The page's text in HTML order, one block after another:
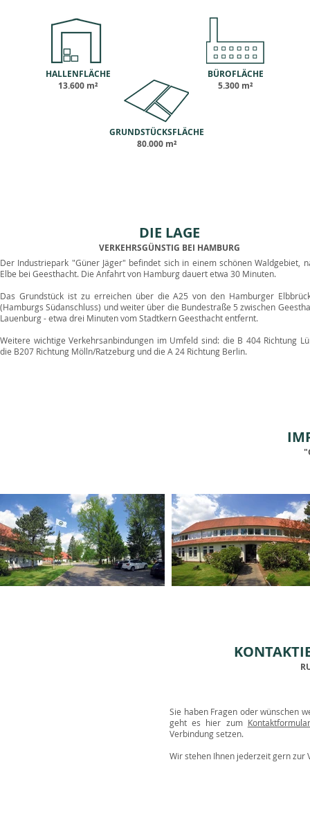
HALLENFLÄCHE
13.600 m²
BÜROFLÄCHE
5.300 m²
GRUNDSTÜCKSFLÄCHE
80.000 m²
DIE LAGE
VERKEHRSGÜNSTIG BEI HAMBURG
Der Industriepark "Güner Jäger" befindet sich in einem schönen Waldgebiet,
Elbe bei Geesthacht. Die Anfahrt von Hamburg dauert etwa 30 Minuten.
Das Grundstück ist zu erreichen über die A25 von den Hamburger
(Hamburgs Südanschluss) und weiter über die Bundestraße 5 zwischen
Lauenburg - etwa drei Minuten vom Stadtkern Geesthacht entfernt.
Weitere wichtige Verkehrsanbindungen im Umfeld sind: die B 404 Richtung
die B207 Richtung Mölln/Ratzeburg und die A 24 Richtung Berlin.
Sie haben Fragen oder wünschen
geht es hier zum Kontaktformular
Verbindung setzen.
Wir stehen Ihnen jederzeit gern zur